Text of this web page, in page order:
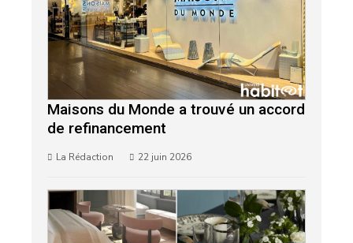
Maisons du Monde a trouvé un accord
de refinancement
La Rédaction 22 juin 2026